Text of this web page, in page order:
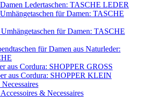
Ledertaschen: TASCHE LEDER
für Damen: TASCHE
für Damen: TASCHE
für Damen aus Naturleder:
aus Cordura: SHOPPER GROSS
aus Cordura: SHOPPER KLEIN
& Necessaires